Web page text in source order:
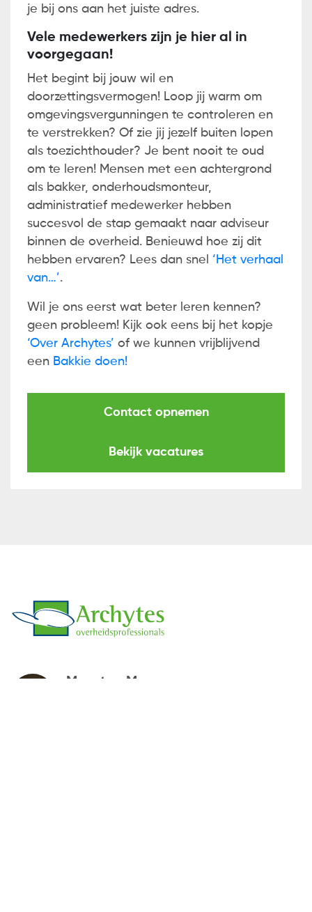
je bij ons aan het juiste adres.
Vele medewerkers zijn je hier al in
voorgegaan!
Het begint bij jouw wil en
doorzettingsvermogen! Loop jij warm om
omgevingsvergunningen te controleren en
te verstrekken? Of zie jij jezelf buiten lopen
als toezichthouder? Je bent nooit te oud
om te leren! Mensen met een achtergrond
als bakker, onderhoudsmonteur,
administratief medewerker hebben
succesvol de stap gemaakt naar adviseur
binnen de overheid. Benieuwd hoe zij dit
hebben ervaren? Lees dan snel ‘Het verhaal
van…’.
Wil je ons eerst wat beter leren kennen?
geen probleem! Kijk ook eens bij het kopje
‘Over Archytes’ of we kunnen vrijblijvend
een Bakkie doen!
Contact opnemen
Bekijk vacatures
Maarten Muns